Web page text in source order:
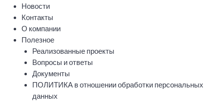
Новости
Контакты
О компании
Полезное
Реализованные проекты
Вопросы и ответы
Документы
ПОЛИТИКА в отношении обработки персональных
данных